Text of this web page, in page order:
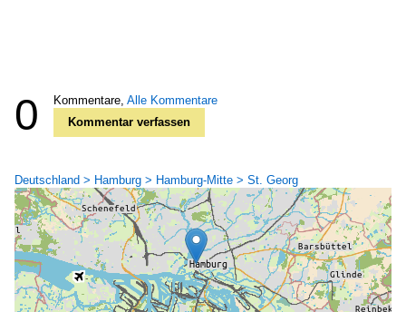
0 Kommentare, Alle Kommentare
Kommentar verfassen
Deutschland > Hamburg > Hamburg-Mitte > St. Georg